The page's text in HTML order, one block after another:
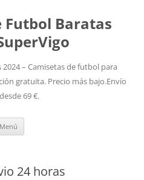
Futbol Baratas
– Camisetas de futbol para
gratuita. Precio más bajo.Envío
69 €.
Menú
24 horas